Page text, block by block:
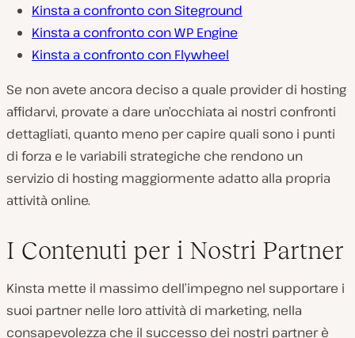
Kinsta a confronto con Siteground
Kinsta a confronto con WP Engine
Kinsta a confronto con Flywheel
Se non avete ancora deciso a quale provider di hosting
affidarvi, provate a dare un’occhiata ai nostri confronti
dettagliati, quanto meno per capire quali sono i punti
di forza e le variabili strategiche che rendono un
servizio di hosting maggiormente adatto alla propria
attività online.
I Contenuti per i Nostri Partner
Kinsta mette il massimo dell’impegno nel supportare i
suoi partner nelle loro attività di marketing, nella
consapevolezza che il successo dei nostri partner è